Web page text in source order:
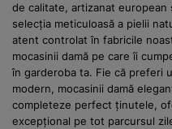
de calitate, artizanat european
selecția meticuloasă a pielii
atent controlat în fabricile
mocasinii damă pe care îi
în garderoba ta. Fie că preferi
modern, mocasinii damă
completeze perfect ținutele,
excepțional pe tot parcursul